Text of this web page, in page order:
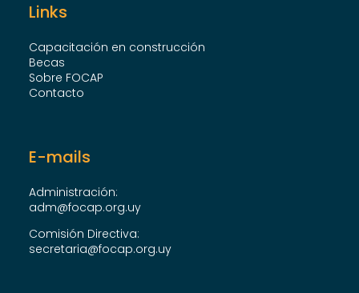
Links
Capacitación en construcción
Becas
Sobre FOCAP
Contacto
E-mails
Administración:
adm@focap.org.uy
Comisión Directiva:
secretaria@focap.org.uy